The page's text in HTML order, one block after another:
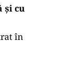
și cu
în